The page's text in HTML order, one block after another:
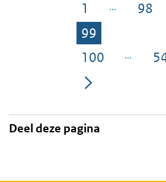
Pagina
1 98
Pagina
99
Pagina
100
Deel deze pagina